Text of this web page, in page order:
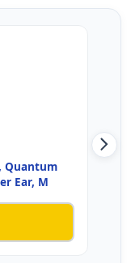
Quantum
Ear, M